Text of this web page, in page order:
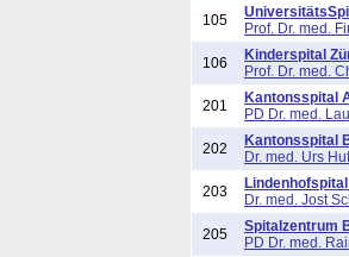
105
Prof. Dr. med.
106
Kinderspital
Prof. Dr. med.
201
Kantonsspital
PD Dr. med.
202
Kantonsspital
Dr. med. Urs
203
Dr. med. Jost
205
Spitalzentrum
PD Dr. med.